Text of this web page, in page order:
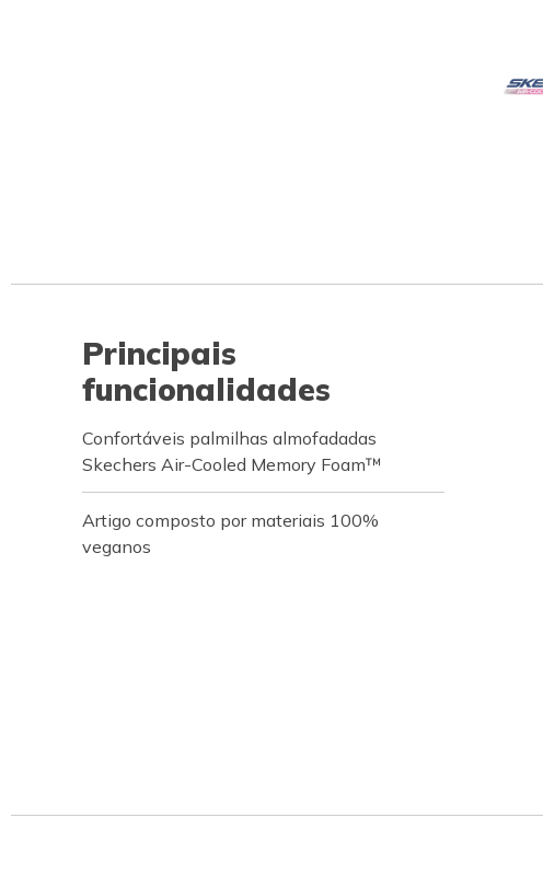
Principais
funcionalidades
Confortáveis palmilhas almofadadas
Skechers Air-Cooled Memory Foam™
Artigo composto por materiais 100%
veganos